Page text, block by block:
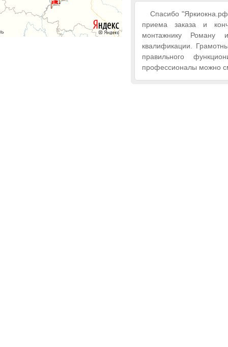
Спасибо
приема заказа и
монтажнику Роману
квалификации.
правильного
профессионалы можно